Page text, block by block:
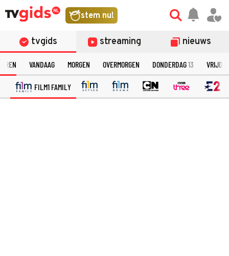
stem nu!
tvgids streaming nieuws
VANDAAG MORGEN OVERMORGEN DONDERDAG13
FILM1 FAMILY